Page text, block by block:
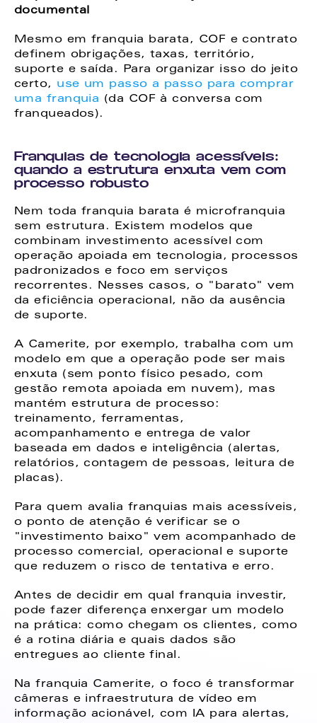
documental
Mesmo em franquia barata, COF e contrato
definem obrigações, taxas, território,
suporte e saída. Para organizar isso do jeito
certo, use um passo a passo para comprar
uma franquia (da COF à conversa com
franqueados).
Franquias de tecnologia acessíveis:
quando a estrutura enxuta vem com
processo robusto
Nem toda franquia barata é microfranquia
sem estrutura. Existem modelos que
combinam investimento acessível com
operação apoiada em tecnologia, processos
padronizados e foco em serviços
recorrentes. Nesses casos, o "barato" vem
da eficiência operacional, não da ausência
de suporte.
A Camerite, por exemplo, trabalha com um
modelo em que a operação pode ser mais
enxuta (sem ponto físico pesado, com
gestão remota apoiada em nuvem), mas
mantém estrutura de processo:
treinamento, ferramentas,
acompanhamento e entrega de valor
baseada em dados e inteligência (alertas,
relatórios, contagem de pessoas, leitura de
placas).
Para quem avalia franquias mais acessíveis,
o ponto de atenção é verificar se o
"investimento baixo" vem acompanhado de
processo comercial, operacional e suporte
que reduzem o risco de tentativa e erro.
Antes de decidir em qual franquia investir,
pode fazer diferença enxergar um modelo
na prática: como chegam os clientes, como
é a rotina diária e quais dados são
entregues ao cliente final.
Na franquia Camerite, o foco é transformar
câmeras e infraestrutura de vídeo em
informação acionável, com IA para alertas,